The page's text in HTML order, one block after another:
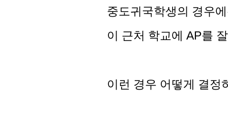
중도귀국학생의 경우
이 근처 학교에 AP를
이런 경우 어떻게 결정